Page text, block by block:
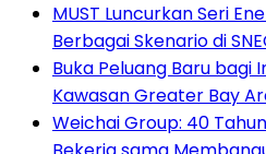
MUST Luncurkan Seri
Berbagai Skenario di
Buka Peluang Baru bagi
Kawasan Greater Bay
Weichai Group: 40